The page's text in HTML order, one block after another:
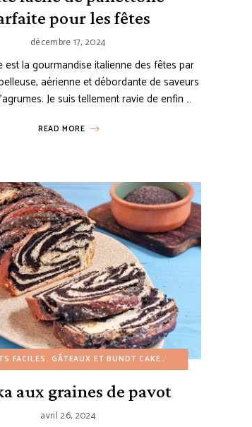
pour les fêtes
décembre 17, 2024
est la gourmandise italienne des fêtes par
aérienne et débordante de saveurs
Je suis tellement ravie de enfin …
READ MORE
DE COLLATIONS
ET BUNDT CAKES PETIT-DÉJEUNER PRINTEMPS
FACILES GÂTEAUX ET BUNDT CAKES HIVER
aux graines de pavot
avril 26, 2024